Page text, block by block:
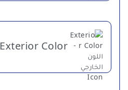
Exterior Color